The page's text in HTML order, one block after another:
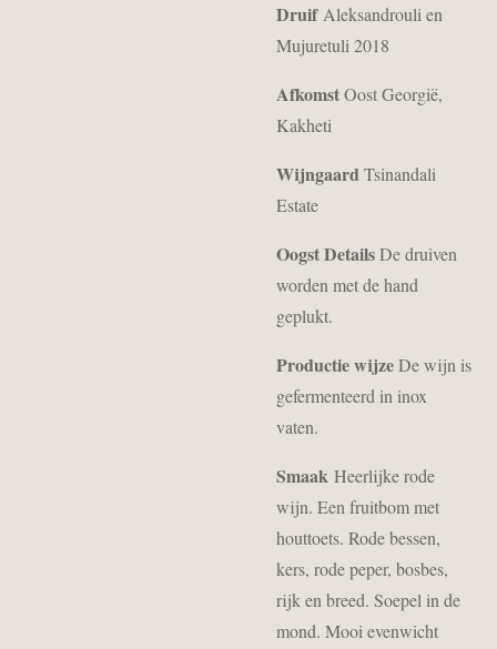
Druif Aleksandrouli en
Mujuretuli 2018
AfkomstOost Georgië,
Kakheti
WijngaardTsinandali
Estate
Oogst DetailsDe druiven
worden met de hand
geplukt.
Productie wijzeDe wijn is
gefermenteerd in inox
vaten.
Smaak Heerlijke rode
wijn. Een fruitbom met
houttoets. Rode bessen,
kers, rode peper, bosbes,
rijk en breed. Soepel in de
mond. Mooi evenwicht